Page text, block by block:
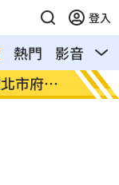
登入
熱門 影音
熱
欲哭無
高市
則